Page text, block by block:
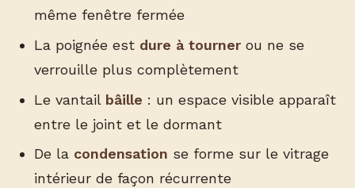
même fenêtre fermée
La poignée est dure à tournerou ne se
verrouille plus complètement
Le vantail bâille : un espace visible apparaît
entre le joint et le dormant
De la condensation se forme sur le vitrage
intérieur de façon récurrente